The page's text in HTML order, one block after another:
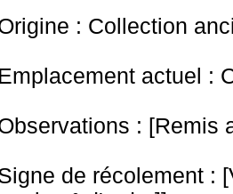
: Collection
Emplacement actuel :
: [Remis
de récolement :